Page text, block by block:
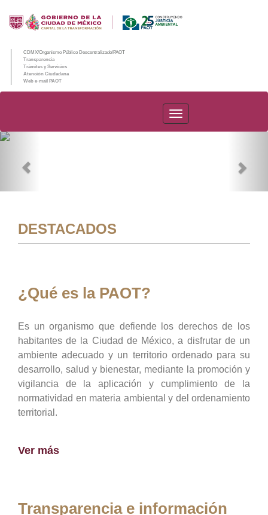
CDMX/Organismo Público Descentralizado/PAOT
Transparencia
Trámites y Servicios
Atención Ciudadana
Web e-mail PAOT
PAOT
DESTACADOS
¿Qué es la PAOT?
Es un organismo que defiende los derechos de los
habitantes de la Ciudad de México, a disfrutar de un
ambiente adecuado y un territorio ordenado para su
desarrollo, salud y bienestar, mediante la promoción y
vigilancia de la aplicación y cumplimiento de la
normatividad en materia ambiental y del ordenamiento
territorial.
Ver más
Transparencia e información